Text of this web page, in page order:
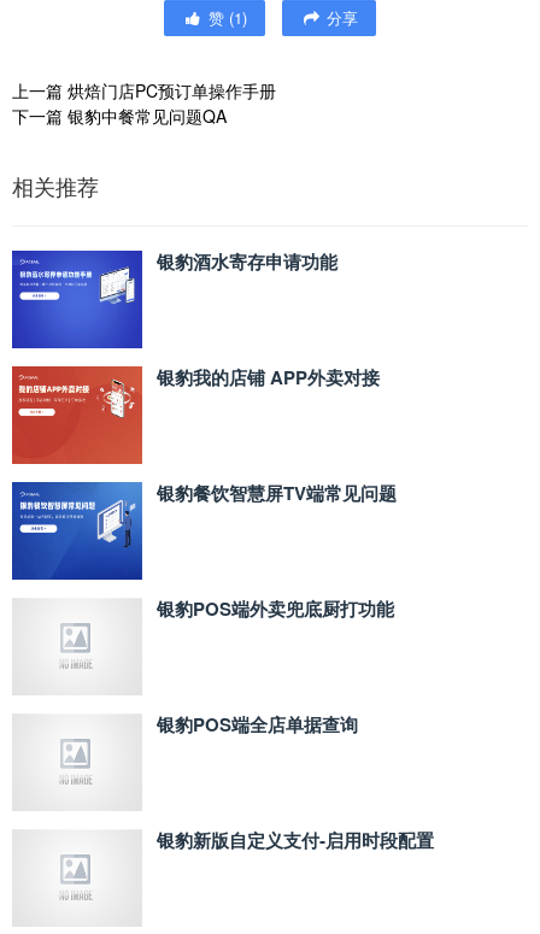
赞 (1) 分享
上一篇 烘焙门店PC预订单操作手册
下一篇 银豹中餐常见问题QA
相关推荐
银豹酒水寄存申请功能
银豹我的店铺 APP外卖对接
银豹餐饮智慧屏TV端常见问题
银豹POS端外卖兜底厨打功能
银豹POS端全店单据查询
银豹新版自定义支付‑启用时段配置